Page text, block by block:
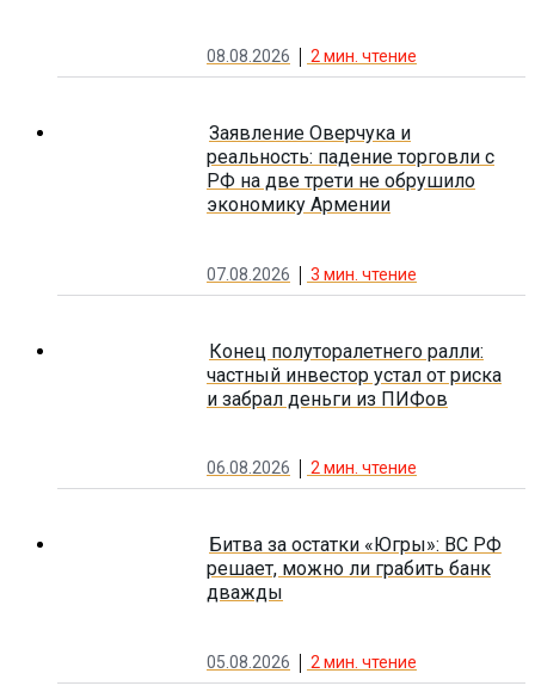
08.08.2026 2 мин. чтение
Заявление Оверчука и
реальность: падение торговли с
РФ на две трети не обрушило
экономику Армении
07.08.2026 3 мин. чтение
Конец полуторалетнего ралли:
частный инвестор устал от риска
и забрал деньги из ПИФов
06.08.2026 2 мин. чтение
Битва за остатки «Югры»: ВС РФ
решает, можно ли грабить банк
дважды
05.08.2026 2 мин. чтение